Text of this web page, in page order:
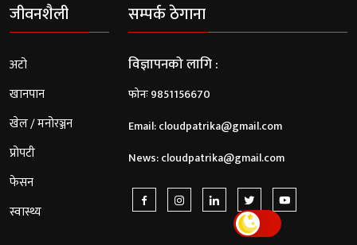
जीवनशैली
अटो
खानपान
खेल / मनोरञ्जन
प्रोपटी
फेसन
स्वास्थ्य
सम्पर्क ठेगाना
विज्ञापनको लागि :
फोनः 9851156670
Email:cloudpatrika@gmail.com
News:cloudpatrika@gmail.com